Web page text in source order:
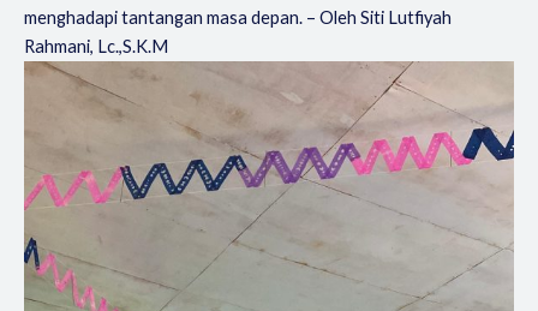
menghadapi tantangan masa depan. – Oleh Siti Lutfiyah
Rahmani, Lc.,S.K.M